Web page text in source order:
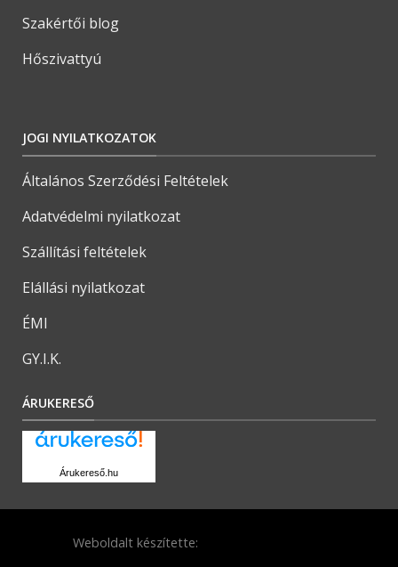
Szakértői blog
Hőszivattyú
JOGI NYILATKOZATOK
Általános Szerződési Feltételek
Adatvédelmi nyilatkozat
Szállítási feltételek
Elállási nyilatkozat
ÉMI
GY.I.K.
ÁRUKERESŐ
Árukereső.hu
Weboldalt készítette: